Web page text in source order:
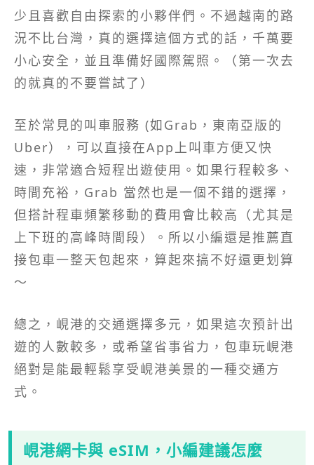
少且喜歡自由探索的小夥伴們。不過越南的路
況不比台灣，真的選擇這個方式的話，千萬要
小心安全，並且準備好國際駕照。（第一次去
的就真的不要嘗試了）
至於常見的叫車服務 (如Grab，東南亞版的
Uber），可以直接在App上叫車方便又快
速，非常適合短程出遊使用。如果行程較多、
時間充裕，Grab 當然也是一個不錯的選擇，
但搭計程車頻繁移動的費用會比較高（尤其是
上下班的高峰時間段）。所以小編還是推薦直
接包車一整天包起來，算起來搞不好還更划算
～
總之，峴港的交通選擇多元，如果這次預計出
遊的人數較多，或希望省事省力，包車玩峴港
絕對是能最輕鬆享受峴港美景的一種交通方
式。
峴港網卡與 eSIM，小編建議怎麼